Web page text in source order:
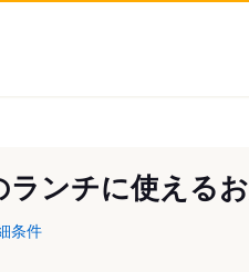
ランチに使える
条件